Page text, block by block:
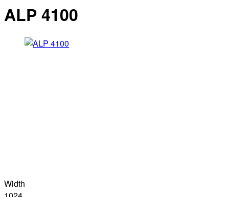
ALP 4100
Width